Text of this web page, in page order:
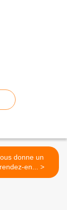
donne un
soufflet, rendez-en... >